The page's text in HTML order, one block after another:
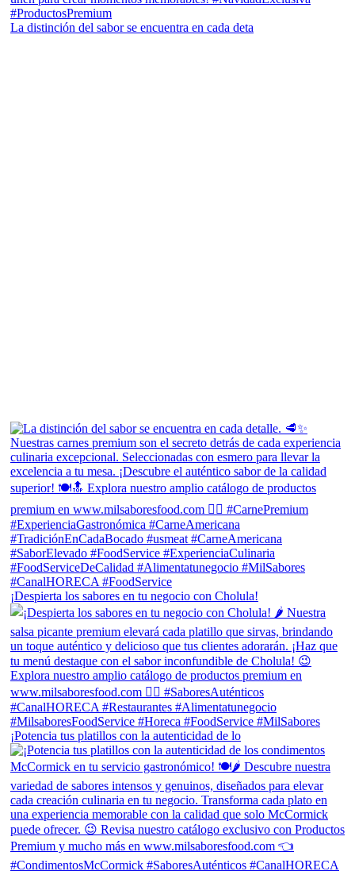
La distinción del sabor se encuentra en cada deta
¡Despierta los sabores en tu negocio con Cholula!
¡Potencia tus platillos con la autenticidad de lo